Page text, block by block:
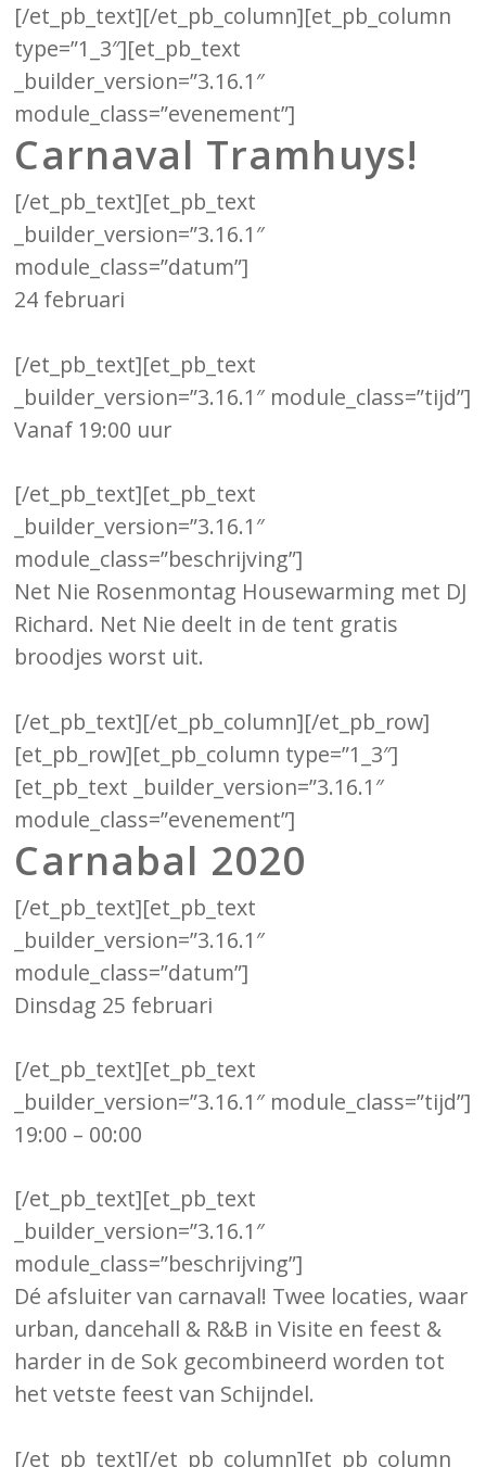
[/et_pb_text][/et_pb_column][et_pb_column
type=”1_3″][et_pb_text
_builder_version=”3.16.1″
module_class=”evenement”]
Carnaval Tramhuys!
[/et_pb_text][et_pb_text
_builder_version=”3.16.1″
module_class=”datum”]
24 februari
[/et_pb_text][et_pb_text
_builder_version=”3.16.1″ module_class=”tijd”]
Vanaf 19:00 uur
[/et_pb_text][et_pb_text
_builder_version=”3.16.1″
module_class=”beschrijving”]
Net Nie Rosenmontag Housewarming met DJ
Richard. Net Nie deelt in de tent gratis
broodjes worst uit.
[/et_pb_text][/et_pb_column][/et_pb_row]
[et_pb_row][et_pb_column type=”1_3″]
[et_pb_text _builder_version=”3.16.1″
module_class=”evenement”]
Carnabal 2020
[/et_pb_text][et_pb_text
_builder_version=”3.16.1″
module_class=”datum”]
Dinsdag 25 februari
[/et_pb_text][et_pb_text
_builder_version=”3.16.1″ module_class=”tijd”]
19:00 – 00:00
[/et_pb_text][et_pb_text
_builder_version=”3.16.1″
module_class=”beschrijving”]
Dé afsluiter van carnaval! Twee locaties, waar
urban, dancehall & R&B in Visite en feest &
harder in de Sok gecombineerd worden tot
het vetste feest van Schijndel.
[/et_pb_text][/et_pb_column][et_pb_column